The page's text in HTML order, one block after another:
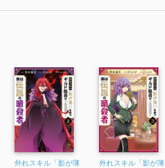
外れスキル「影が薄
外れスキル「影が薄